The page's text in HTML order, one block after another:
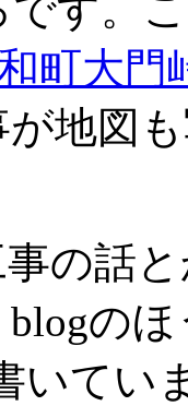
です。
町大門
が地図
の話
blogの
いてい